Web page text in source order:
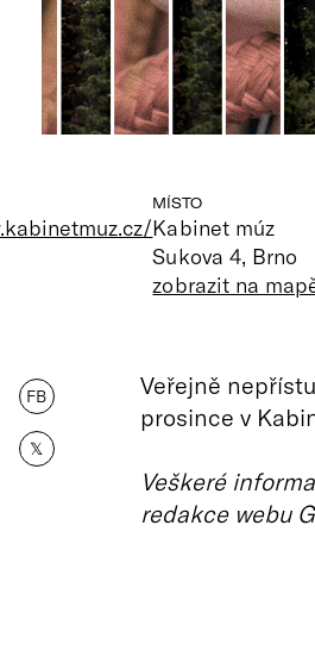
MÍSTO
Kabinet múz
Sukova 4, Brno
zobrazit na
FB
𝕏
Veřejně
prosince v
Veškeré
redakce webu